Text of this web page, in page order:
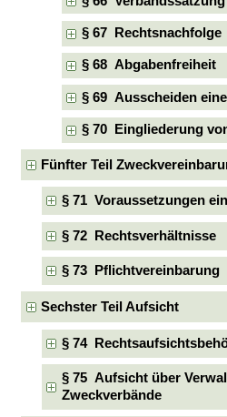
§ 67 Rechtsnachfolge
§ 68 Abgabenfreiheit
§ 69 Ausscheiden
§ 70 Eingliederung
Fünfter Teil
§ 71 Voraussetzungen
§ 72 Rechtsverhältnisse
§ 73 Pflichtvereinbarung
Sechster Teil Aufsicht
§ 74
§ 75 Aufsicht über
Zweckverbände